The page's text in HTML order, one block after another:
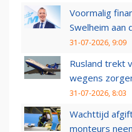
Voormalig
Swelheim aan
31-07-2026, 9:09
Rusland trekt
wegens
31-07-2026, 8:03
Wachttijd
monteurs